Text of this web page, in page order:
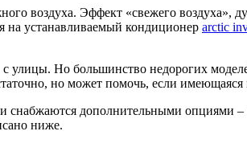
воздуха. Эффект «свежего воздуха»,
на устанавливаемый кондиционер arctic
улицы. Но большинство недорогих
но может помочь, если
дополнительными опциями
ниже.